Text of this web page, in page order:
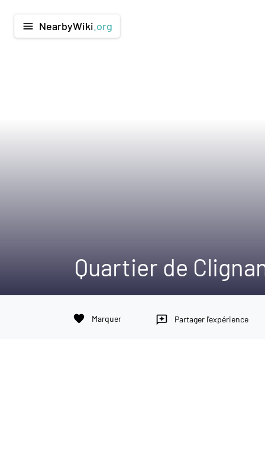
menu NearbyWiki .org
Quartier de
favorite Marquer reviews Partager l'expérience